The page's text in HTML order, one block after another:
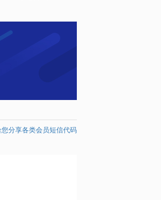
您分享各类会员短信代码